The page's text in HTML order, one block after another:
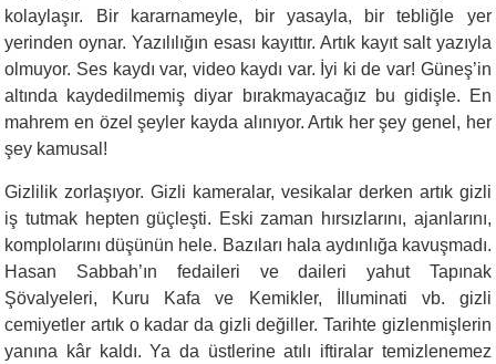
kolaylaşır. Bir kararnameyle, bir yasayla, bir tebliğle yer
yerinden oynar. Yazılılığın esası kayıttır. Artık kayıt salt yazıyla
olmuyor. Ses kaydı var, video kaydı var. İyi ki de var! Güneş’in
altında kaydedilmemiş diyar bırakmayacağız bu gidişle. En
mahrem en özel şeyler kayda alınıyor. Artık her şey genel, her
şey kamusal!
Gizlilik zorlaşıyor. Gizli kameralar, vesikalar derken artık gizli
iş tutmak hepten güçleşti. Eski zaman hırsızlarını, ajanlarını,
komplolarını düşünün hele. Bazıları hala aydınlığa kavuşmadı.
Hasan Sabbah’ın fedaileri ve daileri yahut Tapınak
Şövalyeleri, Kuru Kafa ve Kemikler, İlluminati vb. gizli
cemiyetler artık o kadar da gizli değiller. Tarihte gizlenmişlerin
yanına kâr kaldı. Ya da üstlerine atılı iftiralar temizlenemez